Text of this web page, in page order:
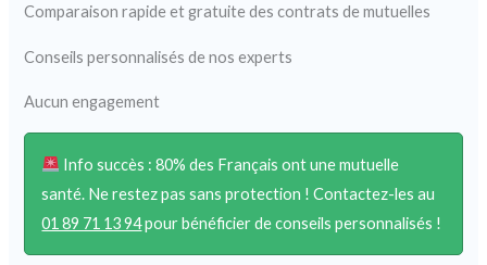
Comparaison rapide et gratuite des contrats de mutuelles
Conseils personnalisés de nos experts
Aucun engagement
Info succès : 80% des Français ont une mutuelle
santé. Ne restez pas sans protection ! Contactez-les au
01 89 71 13 94pour bénéficier de conseils personnalisés !